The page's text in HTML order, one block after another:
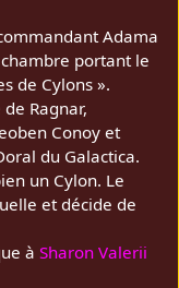
Adama
portant le
de Cylons ».
Ragnar,
Conoy et
du Galactica.
un Cylon. Le
et décide de
à Sharon Valerii